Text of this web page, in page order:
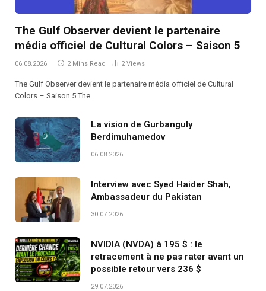
The Gulf Observer devient le partenaire
média officiel de Cultural Colors – Saison 5
06.08.2026 2 Mins Read 2Views
The Gulf Observer devient le partenaire média officiel de Cultural
Colors – Saison 5 The…
La vision de Gurbanguly
Berdimuhamedov
06.08.2026
Interview avec Syed Haider Shah,
Ambassadeur du Pakistan
30.07.2026
NVIDIA (NVDA) à 195 $ : le
retracement à ne pas rater avant un
possible retour vers 236 $
29.07.2026